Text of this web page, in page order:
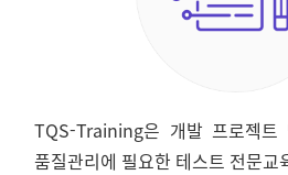
TQS-Training은 개발 프로젝트
품질관리에 필요한 테스트 전문교